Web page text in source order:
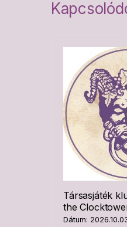
Társasjáték
the
Dátum: